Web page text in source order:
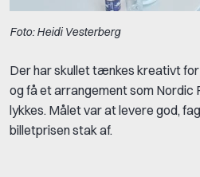
Foto: Heidi Vesterberg
Der har skullet tænkes kreativt
og få et arrangement som Nordic
lykkes. Målet var at levere god,
billetprisen stak af.